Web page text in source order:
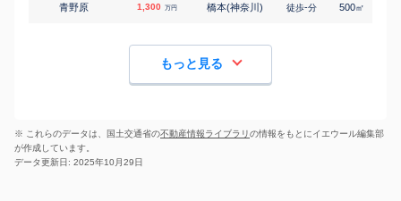
青野原 1,300 万円 橋本(神奈川) 徒歩-分 500㎡
もっと見る
※ これらのデータは、国土交通省の不動産情報ライブラリの情報をもとにイエウール編集部
が作成しています。
データ更新日: 2025年10月29日